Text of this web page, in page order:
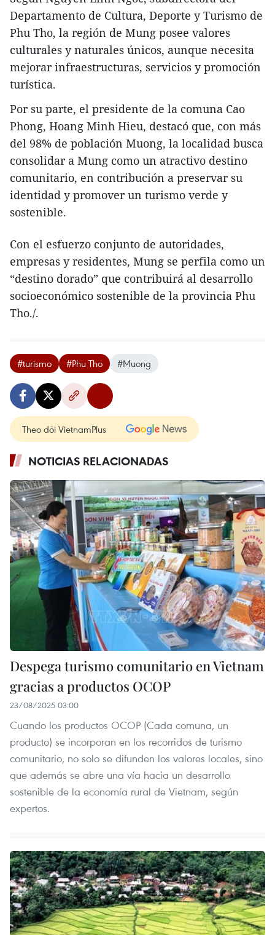
Departamento de Cultura, Deporte y Turismo de
Phu Tho, la región de Mung posee valores
culturales y naturales únicos, aunque necesita
mejorar infraestructuras, servicios y promoción
turística.
Por su parte, el presidente de la comuna Cao
Phong, Hoang Minh Hieu, destacó que, con más
del 98% de población Muong, la localidad busca
consolidar a Mung como un atractivo destino
comunitario, en contribución a preservar su
identidad y promover un turismo verde y
sostenible.
Con el esfuerzo conjunto de autoridades,
empresas y residentes, Mung se perfila como un
“destino dorado” que contribuirá al desarrollo
socioeconómico sostenible de la provincia Phu
Tho./.
#turismo #Phu Tho #Muong
Theo dõi VietnamPlus
NOTICIAS RELACIONADAS
Despega turismo comunitario en Vietnam
gracias a productos OCOP
23/08/2025 03:00
Cuando los productos OCOP (Cada comuna, un
producto) se incorporan en los recorridos de turismo
comunitario, no solo se difunden los valores locales, sino
que además se abre una vía hacia un desarrollo
sostenible de la economía rural de Vietnam, según
expertos.